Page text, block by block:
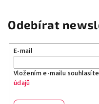
Odebírat
E-mail
Vložením e-mailu
údajů